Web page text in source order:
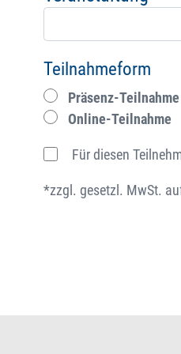
Teilnahmeform
Präsenz-Teilnahme
Online-Teilnahme
Für diesen
*zzgl. gesetzl. MwSt.